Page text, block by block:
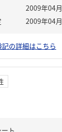
2009年04月
2009年04月
の詳細はこちら
ト